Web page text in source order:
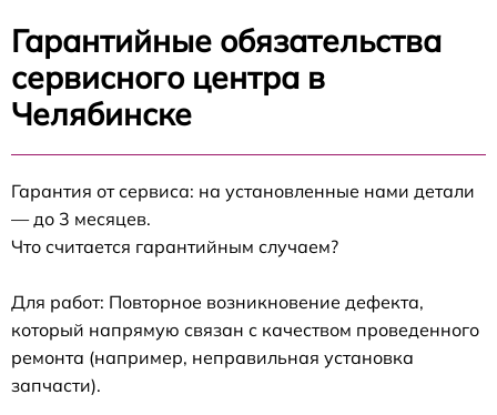
Гарантийные обязательства
сервисного центра в
Челябинске
Гарантия от сервиса: на установленные нами детали
— до 3 месяцев.
Что считается гарантийным случаем?
Для работ: Повторное возникновение дефекта,
который напрямую связан с качеством проведенного
ремонта (например, неправильная установка
запчасти).